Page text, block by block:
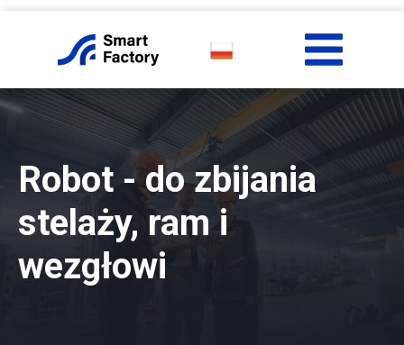
Robot - do zbijania
stelaży, ram i
wezgłowi